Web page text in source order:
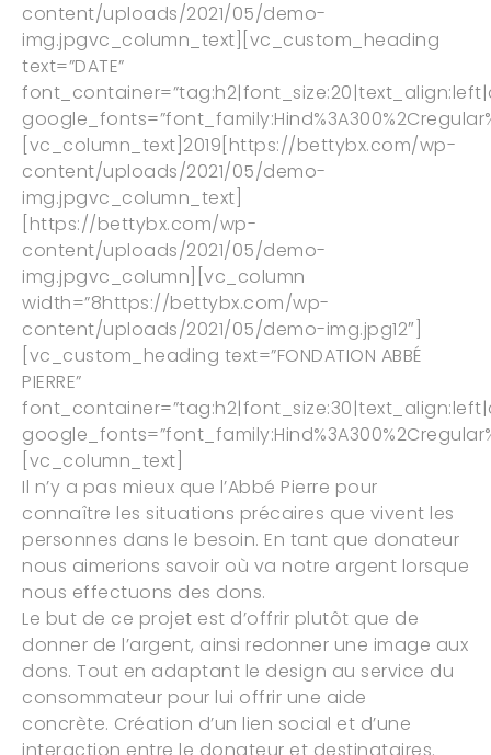
content/uploads/2021/05/demo-
img.jpgvc_column_text][vc_custom_heading
text=”DATE”
[vc_column_text] 2019 [https://bettybx.com/wp-
content/uploads/2021/05/demo-
img.jpgvc_column_text]
[https://bettybx.com/wp-
content/uploads/2021/05/demo-
img.jpgvc_column][vc_column
width=”8https://bettybx.com/wp-
content/uploads/2021/05/demo-img.jpg12″]
[vc_custom_heading text=”FONDATION ABBÉ
PIERRE”
[vc_column_text]
Il n’y a pas mieux que l’Abbé Pierre pour
connaître les situations précaires que vivent les
personnes dans le besoin. En tant que donateur
nous aimerions savoir où va notre argent lorsque
nous effectuons des dons.
Le but de ce projet est d’offrir plutôt que de
donner de l’argent, ainsi redonner une image aux
dons. Tout en adaptant le design au service du
consommateur pour lui offrir une aide
concrète. Création d’un lien social et d’une